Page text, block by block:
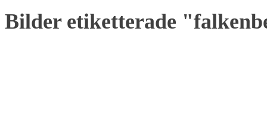
Bilder etiketterade